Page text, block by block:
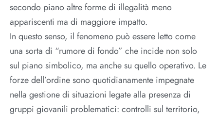
secondo piano altre forme di illegalità meno
appariscenti ma di maggiore impatto.
In questo senso, il fenomeno può essere letto come
una sorta di “rumore di fondo” che incide non solo
sul piano simbolico, ma anche su quello operativo. Le
forze dell’ordine sono quotidianamente impegnate
nella gestione di situazioni legate alla presenza di
gruppi giovanili problematici: controlli sul territorio,